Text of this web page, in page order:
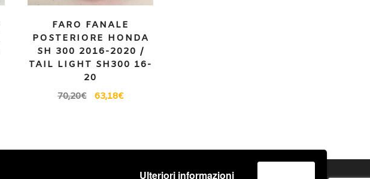
Ulteriori informazioni
FARO FANALE
POSTERIORE HONDA
SH 300 2016-2020 /
TAIL LIGHT SH300 16-
20
70,20€ 63,18€
Spedizione e Consegna